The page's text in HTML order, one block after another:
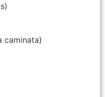
caminata)